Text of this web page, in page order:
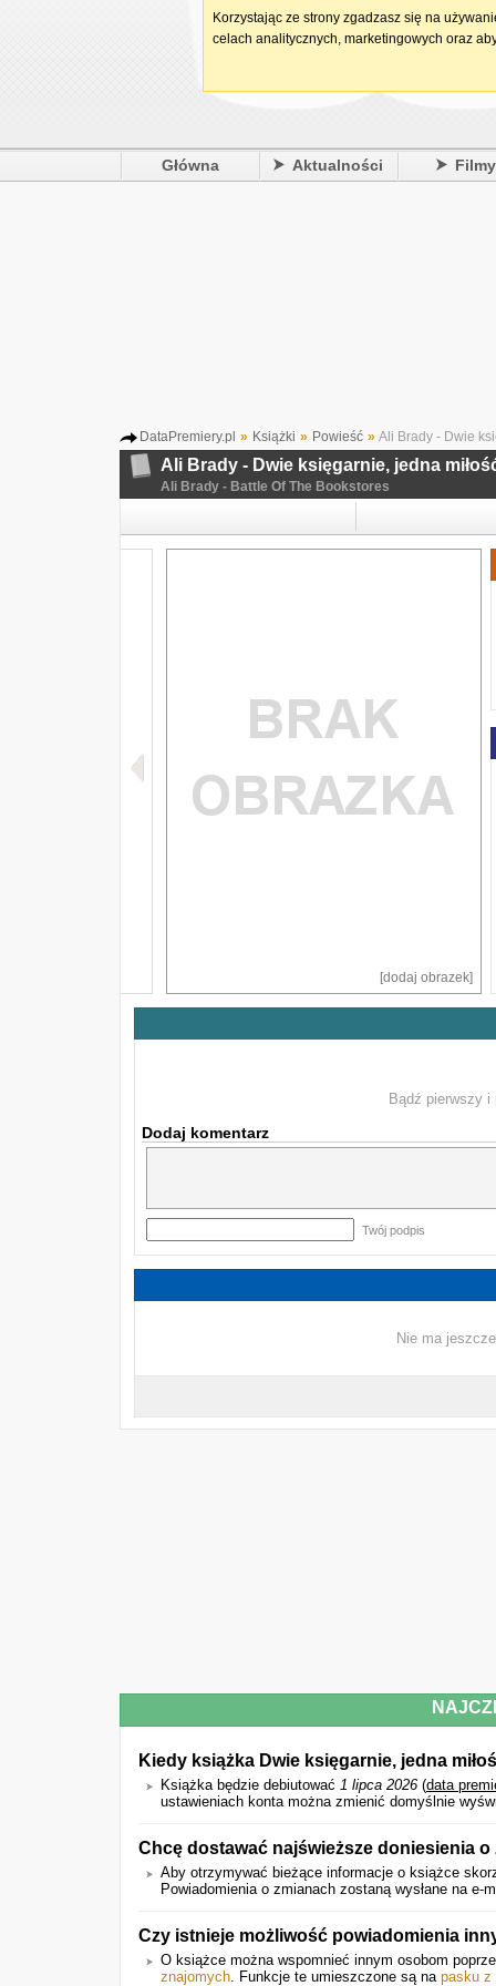
Główna Aktualności Filmy
DataPremiery.pl » Książki » Powieść » Ali Brady - Dwie
Ali Brady - Dwie księgarnie, jedna
Ali Brady - Battle Of The Bookstores
[dodaj obrazek]
Bądź pierwszy
Dodaj komentarz
Twój podpis
Nie ma
Kiedy książka Dwie księgarnie, jedna
Książka będzie debiutować 1 lipca 2026 (data
ustawieniach konta można zmienić domyślnie
Chcę dostawać najświeższe doniesienia
Aby otrzymywać bieżące informacje o książce
Powiadomienia o zmianach zostaną wysłane na
Czy istnieje możliwość powiadomienia
O książce można wspomnieć innym osobom
znajomych. Funkcje te umieszczone są na pasku z
Korzystając ze strony zgadzasz się na
celach analitycznych, marketingowych oraz